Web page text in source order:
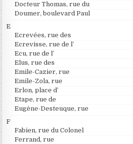
Docteur Thomas, rue du
Doumer, boulevard Paul
E
Ecrevées, rue des
Ecrevisse, rue de l’
Ecu, rue de l’
Elus, rue des
Emile-Cazier, rue
Emile-Zola, rue
Erlon, place d’
Etape, rue de
Eugène-Desteuque, rue
F
Fabien, rue du Colonel
Ferrand, rue